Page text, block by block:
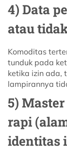
4) Data
atau
Komoditas
tunduk pada
ketika izin ada,
lampirannya
5)
rapi
identitas